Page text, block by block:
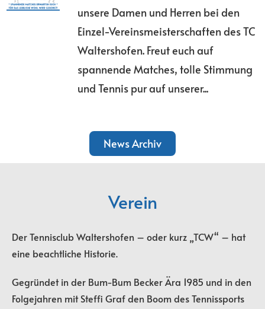
unsere Damen und Herren bei den
Einzel-Vereinsmeisterschaften des TC
Waltershofen. Freut euch auf
spannende Matches, tolle Stimmung
und Tennis pur auf unserer...
News Archiv
Verein
Der Tennisclub Waltershofen – oder kurz „TCW“ – hat
eine beachtliche Historie.
Gegründet in der Bum-Bum Becker Ära 1985 und in den
Folgejahren mit Steffi Graf den Boom des Tennissports